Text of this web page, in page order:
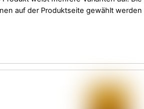
auf der Produktseite gewählt werden